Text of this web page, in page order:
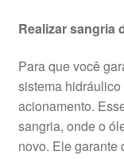
Realizar sangria
Para que você
sistema
acionamento.
sangria, onde o
novo. Ele garante